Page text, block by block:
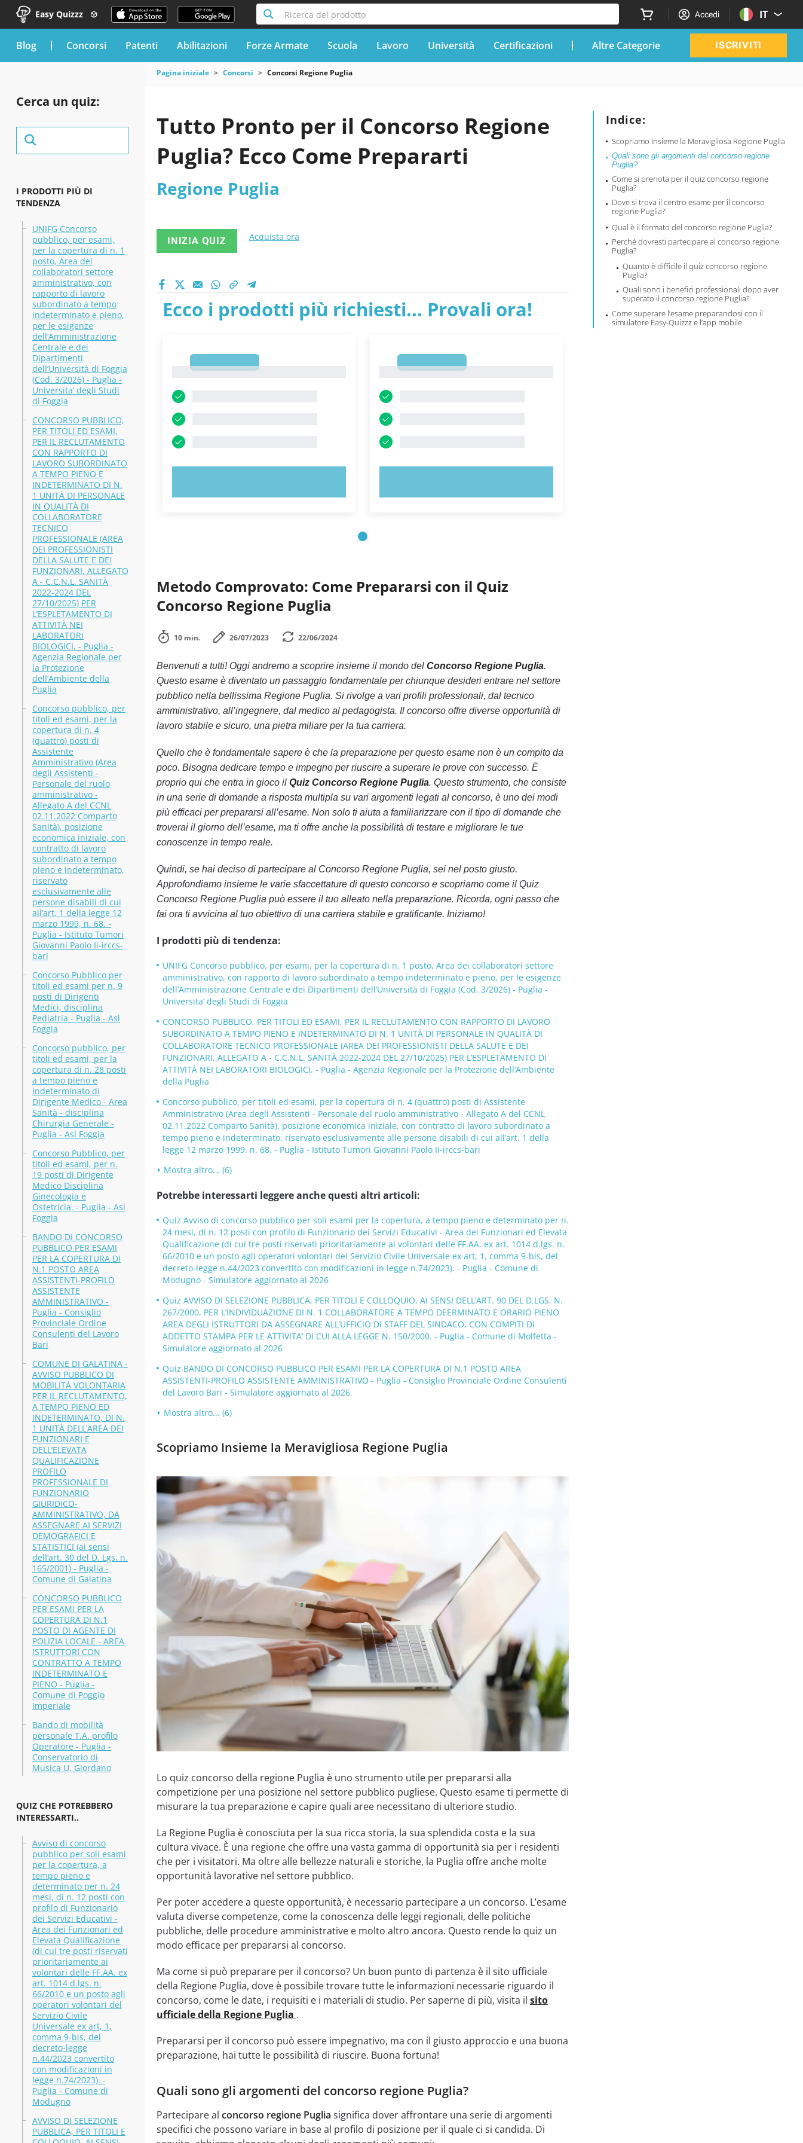
Easy Quizzz Ricerca del prodotto Accedi IT
blog Concorsi Patenti Abilitazioni Forze Armate Scuola Lavoro Università Certificazioni Altre Categorie ISCRIVITI
Cerca un quiz:
I PRODOTTI PIÙ DI
TENDENZA
UNIFG Concorso
pubblico, per esami,
per la copertura di n. 1
posto, Area dei
collaboratori settore
amministrativo, con
rapporto di lavoro
subordinato a tempo
indeterminato e pieno,
per le esigenze
dell’Amministrazione
Centrale e dei
Dipartimenti
dell’Università di Foggia
(Cod. 3/2026) - Puglia -
Universita’ degli Studi
di Foggia
CONCORSO PUBBLICO,
PER TITOLI ED ESAMI,
PER IL RECLUTAMENTO
CON RAPPORTO DI
LAVORO SUBORDINATO
A TEMPO PIENO E
INDETERMINATO DI N.
1 UNITÀ DI PERSONALE
IN QUALITÀ DI
COLLABORATORE
TECNICO
PROFESSIONALE (AREA
DEI PROFESSIONISTI
DELLA SALUTE E DEI
FUNZIONARI, ALLEGATO
A - C.C.N.L. SANITÀ
2022-2024 DEL
27/10/2025) PER
L’ESPLETAMENTO DI
ATTIVITÀ NEI
LABORATORI
BIOLOGICI. - Puglia -
Agenzia Regionale per
la Protezione
dell’Ambiente della
Puglia
Concorso pubblico, per
titoli ed esami, per la
copertura di n. 4
(quattro) posti di
Assistente
Amministrativo (Area
degli Assistenti -
Personale del ruolo
amministrativo -
Allegato A del CCNL
02.11.2022 Comparto
Sanità), posizione
economica iniziale, con
contratto di lavoro
subordinato a tempo
pieno e indeterminato,
riservato
esclusivamente alle
persone disabili di cui
all’art. 1 della legge 12
marzo 1999, n. 68. -
Puglia - Istituto Tumori
Giovanni Paolo Ii-irccs-
bari
Concorso Pubblico per
titoli ed esami per n. 9
posti di Dirigenti
Medici, disciplina
Pediatria - Puglia - Asl
Foggia
Concorso pubblico, per
titoli ed esami, per la
copertura di n. 28 posti
a tempo pieno e
indeterminato di
Dirigente Medico - Area
Sanità - disciplina
Chirurgia Generale -
Puglia - Asl Foggia
Concorso Pubblico, per
titoli ed esami, per n.
19 posti di Dirigente
Medico Disciplina
Ginecologia e
Ostetricia. - Puglia - Asl
Foggia
BANDO DI CONCORSO
PUBBLICO PER ESAMI
PER LA COPERTURA DI
N.1 POSTO AREA
ASSISTENTI-PROFILO
ASSISTENTE
AMMINISTRATIVO -
Puglia - Consiglio
Provinciale Ordine
Consulenti del Lavoro
Bari
COMUNE DI GALATINA -
AVVISO PUBBLICO DI
MOBILITÀ VOLONTARIA
PER IL RECLUTAMENTO,
A TEMPO PIENO ED
INDETERMINATO, DI N.
1 UNITÀ DELL’AREA DEI
FUNZIONARI E
DELL’ELEVATA
QUALIFICAZIONE
PROFILO
PROFESSIONALE DI
FUNZIONARIO
GIURIDICO-
AMMINISTRATIVO, DA
ASSEGNARE AI SERVIZI
DEMOGRAFICI E
STATISTICI (ai sensi
dell’art. 30 del D. Lgs. n.
165/2001) - Puglia -
Comune di Galatina
CONCORSO PUBBLICO
PER ESAMI PER LA
COPERTURA DI N.1
POSTO DI AGENTE DI
POLIZIA LOCALE - AREA
ISTRUTTORI CON
CONTRATTO A TEMPO
INDETERMINATO E
PIENO - Puglia -
Comune di Poggio
Imperiale
Bando di mobilità
personale T.A. profilo
Operatore - Puglia -
Conservatorio di
Musica U. Giordano
QUIZ CHE POTREBBERO
INTERESSARTI..
Avviso di concorso
pubblico per soli esami
per la copertura, a
tempo pieno e
determinato per n. 24
mesi, di n. 12 posti con
profilo di Funzionario
dei Servizi Educativi -
Area dei Funzionari ed
Elevata Qualificazione
(di cui tre posti riservati
prioritariamente ai
volontari delle FF.AA. ex
art. 1014 d.lgs. n.
66/2010 e un posto agli
operatori volontari del
Servizio Civile
Universale ex art, 1,
comma 9-bis, del
decreto-legge
n.44/2023 convertito
con modificazioni in
legge n.74/2023). -
Puglia - Comune di
Modugno
AVVISO DI SELEZIONE
PUBBLICA, PER TITOLI E
Pagina iniziale Concorsi Concorsi Regione Puglia
Indice:
Scopriamo Insieme la Meravigliosa Regione Puglia
Quali sono gli argomenti del concorso regione
Puglia?
Come si prenota per il quiz concorso regione
Puglia?
Dove si trova il centro esame per il concorso
regione Puglia?
Qual è il formato del concorso regione Puglia?
Perché dovresti partecipare al concorso regione
Puglia?
Quanto è difficile il quiz concorso regione
Puglia?
Quali sono i benefici professionali dopo aver
superato il concorso regione Puglia?
Come superare l’esame preparandosi con il
simulatore Easy-Quizzz e l’app mobile
Tutto Pronto per il Concorso Regione
Puglia? Ecco Come Prepararti
Regione Puglia
INIZIA QUIZ Acquista ora
Ecco i prodotti più richiesti... Provali ora!
Metodo Comprovato: Come Prepararsi con il Quiz
Concorso Regione Puglia
10 min. 26/07/2023 22/06/2024
Benvenuti a tutti! Oggi andremo a scoprire insieme il mondo del Concorso Regione Puglia.
Questo esame è diventato un passaggio fondamentale per chiunque desideri entrare nel settore
pubblico nella bellissima Regione Puglia. Si rivolge a vari profili professionali, dal tecnico
amministrativo, all’ingegnere, dal medico al pedagogista. Il concorso offre diverse opportunità di
lavoro stabile e sicuro, una pietra miliare per la tua carriera.
Quello che è fondamentale sapere è che la preparazione per questo esame non è un compito da
poco. Bisogna dedicare tempo e impegno per riuscire a superare le prove con successo. È
proprio qui che entra in gioco il Quiz Concorso Regione Puglia. Questo strumento, che consiste
in una serie di domande a risposta multipla su vari argomenti legati al concorso, è uno dei modi
più efficaci per prepararsi all’esame. Non solo ti aiuta a familiarizzare con il tipo di domande che
troverai il giorno dell’esame, ma ti offre anche la possibilità di testare e migliorare le tue
conoscenze in tempo reale.
Quindi, se hai deciso di partecipare al Concorso Regione Puglia, sei nel posto giusto.
Approfondiamo insieme le varie sfaccettature di questo concorso e scopriamo come il Quiz
Concorso Regione Puglia può essere il tuo alleato nella preparazione. Ricorda, ogni passo che
fai ora ti avvicina al tuo obiettivo di una carriera stabile e gratificante. Iniziamo!
I prodotti più di tendenza:
UNIFG Concorso pubblico, per esami, per la copertura di n. 1 posto, Area dei collaboratori settore
amministrativo, con rapporto di lavoro subordinato a tempo indeterminato e pieno, per le esigenze
dell’Amministrazione Centrale e dei Dipartimenti dell’Università di Foggia (Cod. 3/2026) - Puglia -
Universita’ degli Studi di Foggia
CONCORSO PUBBLICO, PER TITOLI ED ESAMI, PER IL RECLUTAMENTO CON RAPPORTO DI LAVORO
SUBORDINATO A TEMPO PIENO E INDETERMINATO DI N. 1 UNITÀ DI PERSONALE IN QUALITÀ DI
COLLABORATORE TECNICO PROFESSIONALE (AREA DEI PROFESSIONISTI DELLA SALUTE E DEI
FUNZIONARI, ALLEGATO A - C.C.N.L. SANITÀ 2022-2024 DEL 27/10/2025) PER L’ESPLETAMENTO DI
ATTIVITÀ NEI LABORATORI BIOLOGICI. - Puglia - Agenzia Regionale per la Protezione dell’Ambiente
della Puglia
Concorso pubblico, per titoli ed esami, per la copertura di n. 4 (quattro) posti di Assistente
Amministrativo (Area degli Assistenti - Personale del ruolo amministrativo - Allegato A del CCNL
02.11.2022 Comparto Sanità), posizione economica iniziale, con contratto di lavoro subordinato a
tempo pieno e indeterminato, riservato esclusivamente alle persone disabili di cui all’art. 1 della
legge 12 marzo 1999, n. 68. - Puglia - Istituto Tumori Giovanni Paolo Ii-irccs-bari
Mostra altro... (6)
Potrebbe interessarti leggere anche questi altri articoli:
Quiz Avviso di concorso pubblico per soli esami per la copertura, a tempo pieno e determinato per n.
24 mesi, di n. 12 posti con profilo di Funzionario dei Servizi Educativi - Area dei Funzionari ed Elevata
Qualificazione (di cui tre posti riservati prioritariamente ai volontari delle FF.AA. ex art. 1014 d.lgs. n.
66/2010 e un posto agli operatori volontari del Servizio Civile Universale ex art, 1, comma 9-bis, del
decreto-legge n.44/2023 convertito con modificazioni in legge n.74/2023). - Puglia - Comune di
Modugno - Simulatore aggiornato al 2026
Quiz AVVISO DI SELEZIONE PUBBLICA, PER TITOLI E COLLOQUIO, AI SENSI DELL’ART. 90 DEL D.LGS. N.
267/2000, PER L’INDIVIDUAZIONE DI N. 1 COLLABORATORE A TEMPO DEERMINATO E ORARIO PIENO
AREA DEGLI ISTRUTTORI DA ASSEGNARE ALL’UFFICIO DI STAFF DEL SINDACO, CON COMPITI DI
ADDETTO STAMPA PER LE ATTIVITA’ DI CUI ALLA LEGGE N. 150/2000. - Puglia - Comune di Molfetta -
Simulatore aggiornato al 2026
Quiz BANDO DI CONCORSO PUBBLICO PER ESAMI PER LA COPERTURA DI N.1 POSTO AREA
ASSISTENTI-PROFILO ASSISTENTE AMMINISTRATIVO - Puglia - Consiglio Provinciale Ordine Consulenti
del Lavoro Bari - Simulatore aggiornato al 2026
Mostra altro... (6)
Scopriamo Insieme la Meravigliosa Regione Puglia
Lo quiz concorso della regione Puglia è uno strumento utile per prepararsi alla
competizione per una posizione nel settore pubblico pugliese. Questo esame ti permette di
misurare la tua preparazione e capire quali aree necessitano di ulteriore studio.
La Regione Puglia è conosciuta per la sua ricca storia, la sua splendida costa e la sua
cultura vivace. È una regione che offre una vasta gamma di opportunità sia per i residenti
che per i visitatori. Ma oltre alle bellezze naturali e storiche, la Puglia offre anche molte
opportunità lavorative nel settore pubblico.
Per poter accedere a queste opportunità, è necessario partecipare a un concorso. L’esame
valuta diverse competenze, come la conoscenza delle leggi regionali, delle politiche
pubbliche, delle procedure amministrative e molto altro ancora. Questo rende lo quiz un
modo efficace per prepararsi al concorso.
Ma come si può preparare per il concorso? Un buon punto di partenza è il sito ufficiale
della Regione Puglia, dove è possibile trovare tutte le informazioni necessarie riguardo il
concorso, come le date, i requisiti e i materiali di studio. Per saperne di più, visita il sito
ufficiale della Regione Puglia .
Prepararsi per il concorso può essere impegnativo, ma con il giusto approccio e una buona
preparazione, hai tutte le possibilità di riuscire. Buona fortuna!
Quali sono gli argomenti del concorso regione Puglia?
Partecipare al concorso regione Puglia significa dover affrontare una serie di argomenti
specifici che possono variare in base al profilo di posizione per il quale ci si candida. Di